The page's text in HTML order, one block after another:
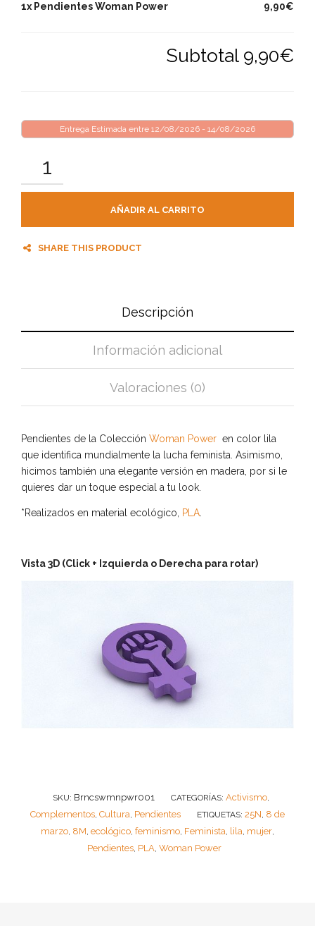
1x Pendientes Woman Power 9,90€
Subtotal 9,90€
Entrega Estimada entre 12/08/2026 - 14/08/2026
AÑADIR AL CARRITO
SHARE THIS PRODUCT
Descripción
Información adicional
Valoraciones (0)
Pendientes de la Colección Woman Power en color lila
que identifica mundialmente la lucha feminista. Asimismo,
hicimos también una elegante versión en madera, por si le
quieres dar un toque especial a tu look.
*Realizados en material ecológico, PLA
Vista 3D (Click + Izquierda o Derecha para rotar)
SKU: Brncswmnpwr001 CATEGORÍAS: Activismo,
Complementos, Cultura, Pendientes ETIQUETAS: 25N, 8 de
marzo, 8M, ecológico, feminismo, Feminista, lila, mujer,
Pendientes, PLA, Woman Power